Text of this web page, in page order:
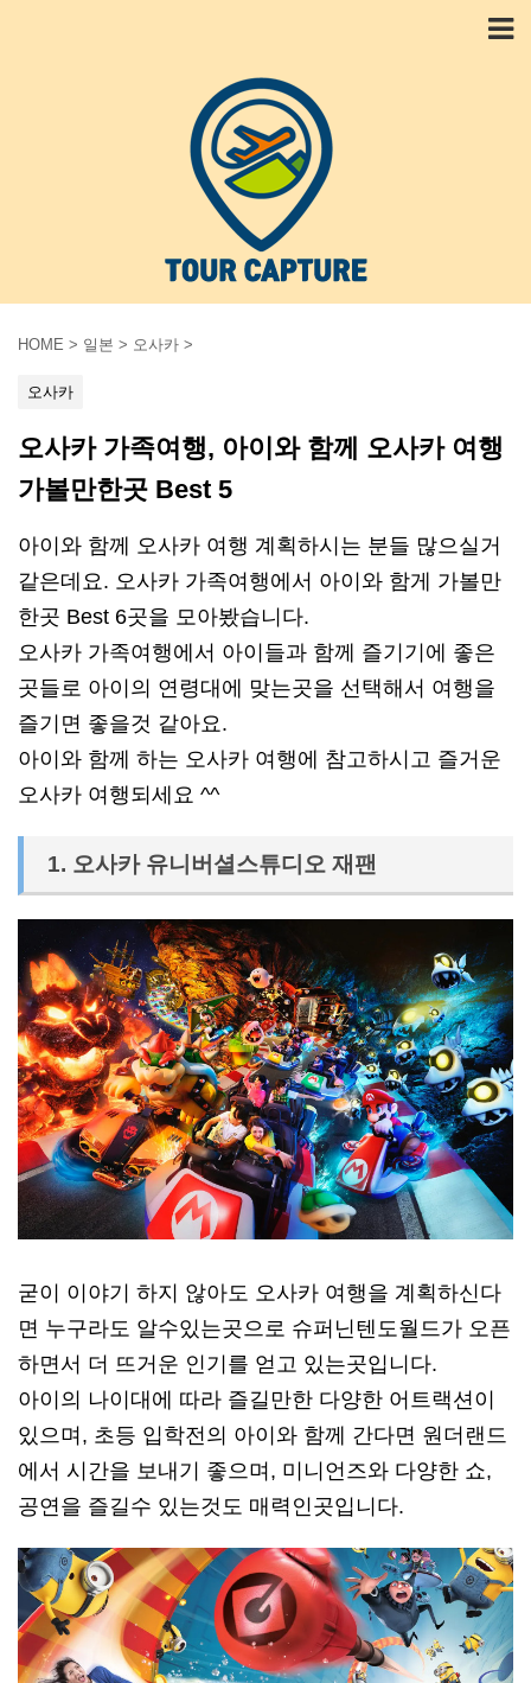
HOME > 일본 > 오사카 >
오사카
오사카 가족여행, 아이와 함께 오사카 여행
가볼만한곳 Best 5
아이와 함께 오사카 여행 계획하시는 분들 많으실거
같은데요. 오사카 가족여행에서 아이와 함게 가볼만
한곳 Best 6곳을 모아봤습니다.
오사카 가족여행에서 아이들과 함께 즐기기에 좋은
곳들로 아이의 연령대에 맞는곳을 선택해서 여행을
즐기면 좋을것 같아요.
아이와 함께 하는 오사카 여행에 참고하시고 즐거운
오사카 여행되세요 ^^
1. 오사카 유니버셜스튜디오 재팬
굳이 이야기 하지 않아도 오사카 여행을 계획하신다
면 누구라도 알수있는곳으로 슈퍼닌텐도월드가 오픈
하면서 더 뜨거운 인기를 얻고 있는곳입니다.
아이의 나이대에 따라 즐길만한 다양한 어트랙션이
있으며, 초등 입학전의 아이와 함께 간다면 원더랜드
에서 시간을 보내기 좋으며, 미니언즈와 다양한 쇼,
공연을 즐길수 있는것도 매력인곳입니다.